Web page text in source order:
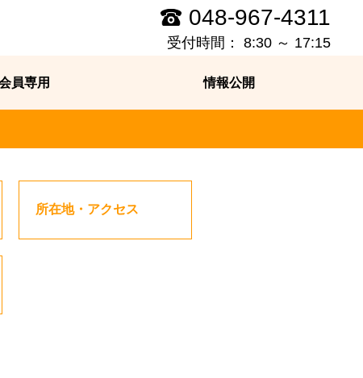
048-967-4311
受付時間： 8:30 ～ 17:15
員専用 情報公開
所在地・アクセス